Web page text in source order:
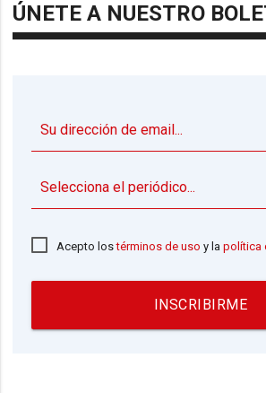
ÚNETE A NUESTRO
Acepto lostérminos de uso y lapolítica
INSCRIBIRME